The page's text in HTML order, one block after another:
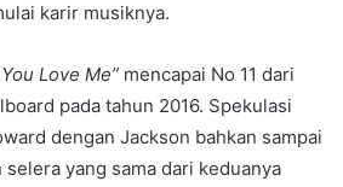
karir musiknya.
Love Me” mencapai No 11 dari
pada tahun 2016. Spekulasi
dengan Jackson bahkan sampai
yang sama dari keduanya